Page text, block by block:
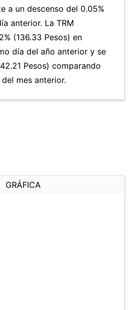
a un descenso del 0.05%
anterior. La TRM
(136.33 Pesos) en
día del año anterior y se
Pesos) comparando
mes anterior.
GRÁFICA